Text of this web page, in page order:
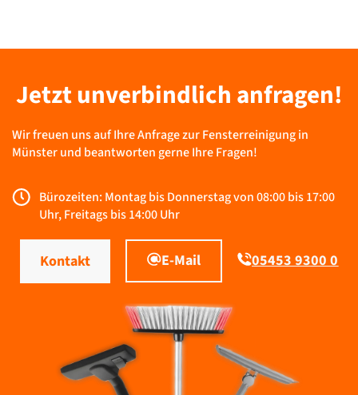
Jetzt unverbindlich anfragen!
Wir freuen uns auf Ihre Anfrage zur Fensterreinigung in
Münster und beantworten gerne Ihre Fragen!
Bürozeiten: Montag bis Donnerstag von 08:00 bis 17:00
Uhr, Freitags bis 14:00 Uhr
Kontakt E-Mail 05453 9300 0